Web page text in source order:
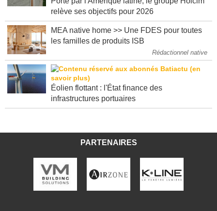
Porté par l'Amérique latine, le groupe Holcim
MEA native home >> Une FDES pour toutes
Rédactionnel native
Éolien flottant : l'État finance des